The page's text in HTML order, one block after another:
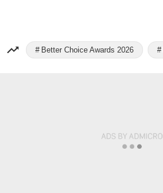
Better Choice Awards 2026